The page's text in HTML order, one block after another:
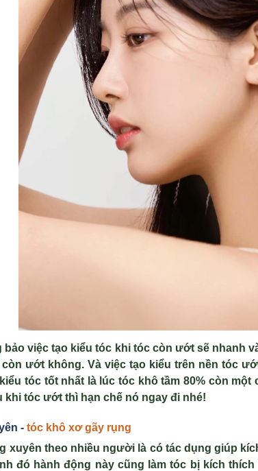
việc tạo kiểu tóc khi tóc còn ướt sẽ nhanh
ướt không. Và việc tạo kiểu trên nền tóc
tóc tốt nhất là lúc tóc khô tầm 80% còn một
khi tóc ướt thì hạn chế nó ngay đi nhé!
- tóc khô xơ gãy rụng
xuyên theo nhiều người là có tác dụng giúp
đó hành động này cũng làm tóc bị kích